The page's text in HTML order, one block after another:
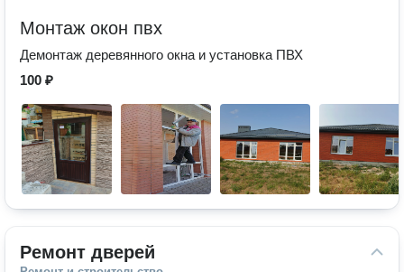
Монтаж окон пвх
Демонтаж деревянного окна и установка ПВХ
100 ₽
Ремонт дверей